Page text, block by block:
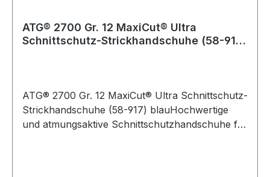
ATG® 2700 Gr. 12 MaxiCut® Ultra
Schnittschutz-Strickhandschuhe (58-917)
ATG® 2700 Gr. 12 MaxiCut® Ultra Schnittschutz-
Strickhandschuhe (58-917) blauHochwertige
und atmungsaktive Schnittschutzhandschuhe für